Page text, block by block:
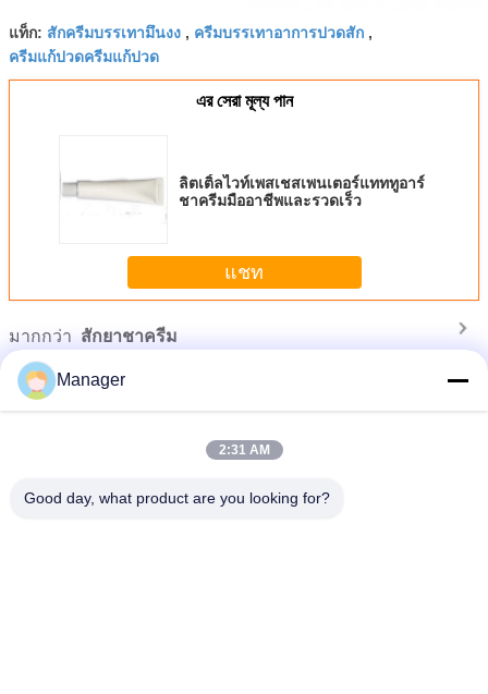
แท็ก: สักครีมบรรเทามึนงง , ครีมบรรเทาอาการปวดสัก ,
ครีมแก้ปวดครีมแก้ปวด
এর সেরা মূল্য পান
ลิตเติ้ลไวท์เพสเชสเพนเตอร์แทททูอาร์
ชาครีมมืออาชีพและรวดเร็ว
แชท
มากกว่า สักยาชาครีม
Manager
2:31 AM
Good day, what product are you looking for?